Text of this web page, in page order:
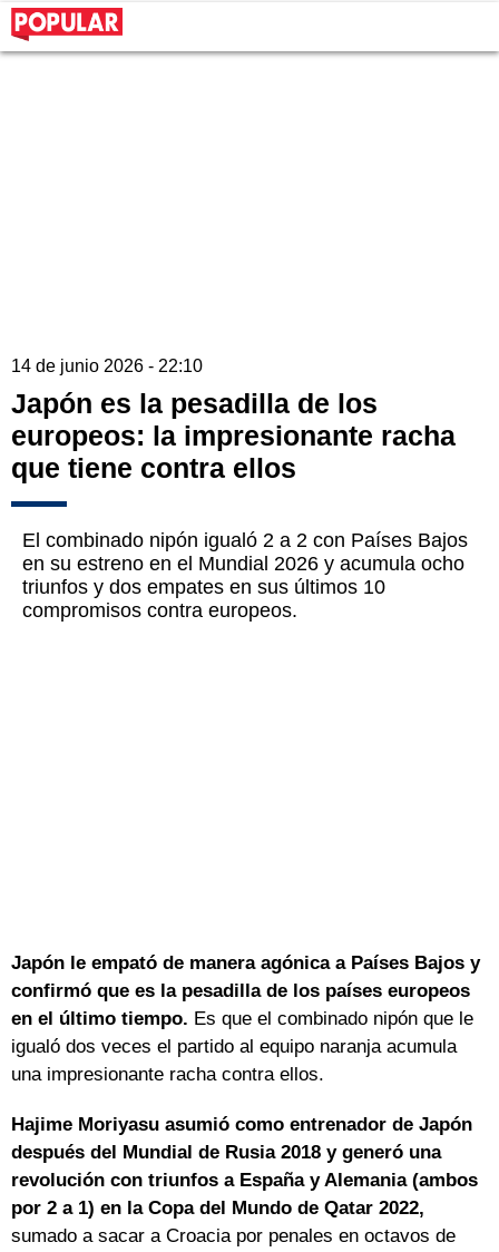
14 de junio 2026 - 22:10
Japón es la pesadilla de los
europeos: la impresionante racha
que tiene contra ellos
El combinado nipón igualó 2 a 2 con Países Bajos
en su estreno en el Mundial 2026 y acumula ocho
triunfos y dos empates en sus últimos 10
compromisos contra europeos.
Japón le empató de manera agónica a Países Bajos y
confirmó que es la pesadilla de los países europeos
en el último tiempo. Es que el combinado nipón que le
igualó dos veces el partido al equipo naranja acumula
una impresionante racha contra ellos.
Hajime Moriyasu asumió como entrenador de Japón
después del Mundial de Rusia 2018 y generó una
revolución con triunfos a España y Alemania (ambos
por 2 a 1) en la Copa del Mundo de Qatar 2022,
sumado a sacar a Croacia por penales en octavos de